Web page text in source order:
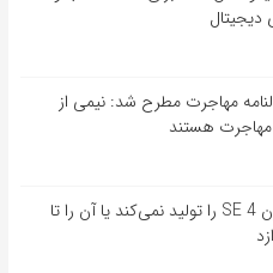
دیجیتال
مهاجرت مطرح شد: نیمی از
مهاجرت هستند
مینگ-چی کو: اپل آیفون SE 4 را تولید نمی‌کند یا آن را تا